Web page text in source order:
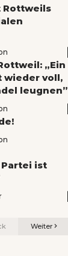
„Ein
wieder voll,
leugnen”
ist
Weiter